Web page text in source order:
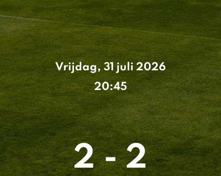
Vrijdag, 31 juli 2026
20:45
2 - 2